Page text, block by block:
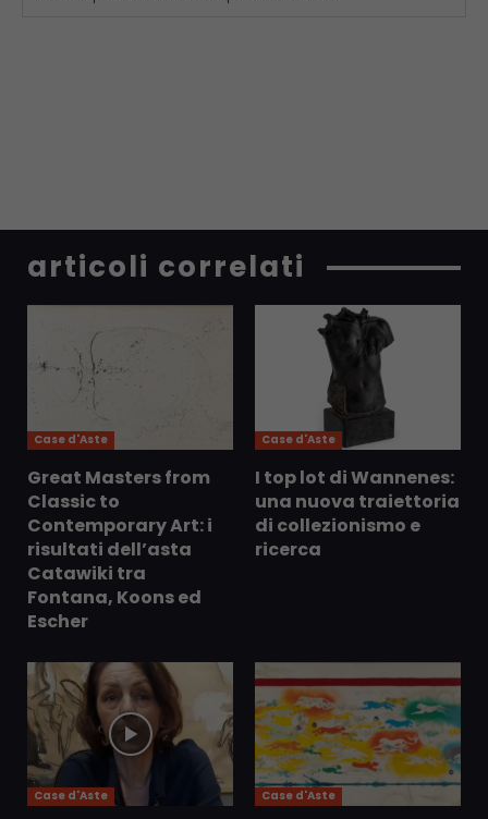
articoli correlati
Case d'Aste
Great Masters from
Classic to
Contemporary Art: i
risultati dell’asta
Catawiki tra
Fontana, Koons ed
Escher
Case d'Aste
I top lot di Wannenes:
una nuova traiettoria
di collezionismo e
ricerca
Case d'Aste Case d'Aste